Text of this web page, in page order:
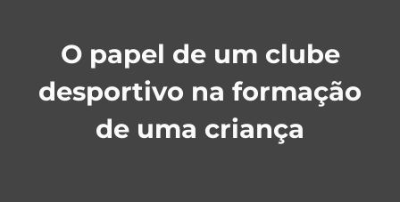
O papel de um clube
desportivo na formação
de uma criança